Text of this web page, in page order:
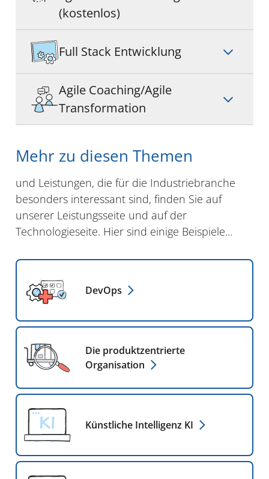
(kostenlos)
Full Stack Entwicklung
Agile Coaching/Agile
Transformation
Mehr zu diesen Themen
und Leistungen, die für die Industriebranche
besonders interessant sind, finden Sie auf
unserer Leistungsseite und auf der
Technologieseite. Hier sind einige Beispiele...
DevOps
Die produktzentrierte
Organisation
Künstliche Intelligenz KI